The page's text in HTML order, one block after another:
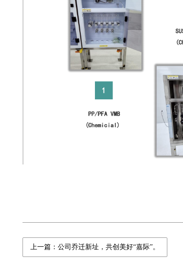
上一篇：公司乔迁新址，共创美好“嘉际”。